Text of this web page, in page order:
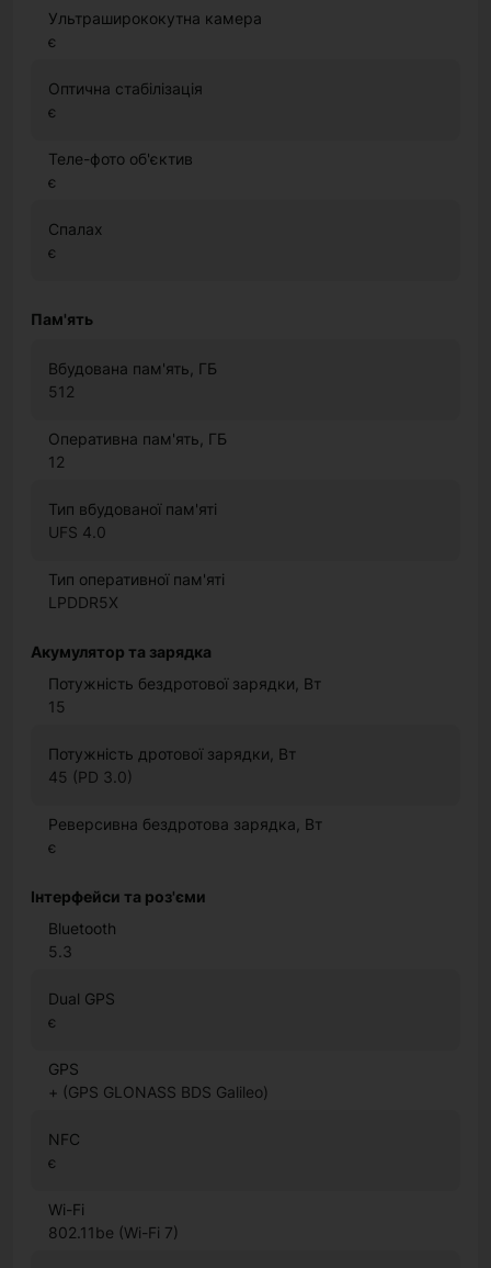
Ультраширококутна камера
є
Оптична стабілізація
є
Теле-фото об'єктив
є
Спалах
є
Пам'ять
Вбудована пам'ять, ГБ
512
Оперативна пам'ять, ГБ
12
Тип вбудованої пам'яті
UFS 4.0
Тип оперативної пам'яті
LPDDR5X
Акумулятор та зарядка
Потужність бездротової зарядки, Вт
15
Потужність дротової зарядки, Вт
45 (PD 3.0)
Реверсивна бездротова зарядка, Вт
є
Інтерфейси та роз'єми
Bluetooth
5.3
Dual GPS
є
GPS
+ (GPS GLONASS BDS Galileo)
NFC
є
Wi-Fi
802.11be (Wi-Fi 7)